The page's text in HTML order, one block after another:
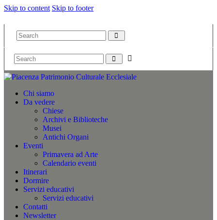
Skip to content Skip to footer
Chi siamo
Da vedere
Chiese
Archivi e Biblioteche
Musei
Antichi Organi
Eventi
Primavera ad Arte
Calendario eventi
Itinerari
Dormire
Servizi educativi
Servizi educativi
Contatti
Newsletter